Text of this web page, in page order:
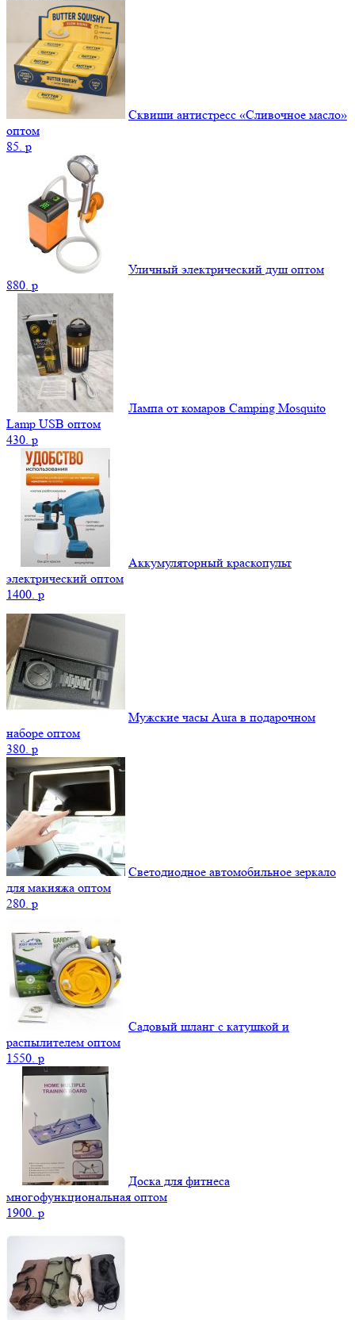
Сквиши антистресс «Сливочное масло»
оптом
85. p
Уличный электрический душ оптом
880. p
Лампа от комаров Camping Mosquito
Lamp USB оптом
430. p
Аккумуляторный краскопульт
электрический оптом
1400. p
Мужские часы Aura в подарочном
наборе оптом
380. p
Светодиодное автомобильное зеркало
для макияжа оптом
280. p
Садовый шланг с катушкой и
распылителем оптом
1550. p
Доска для фитнеса
многофункциональная оптом
1900. p